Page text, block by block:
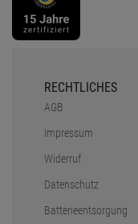
RECHTLICHES
AGB
Impressum
Widerruf
Datenschutz
Batterieentsorgung